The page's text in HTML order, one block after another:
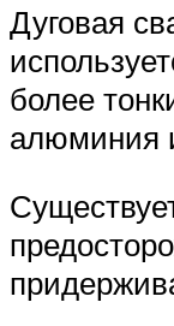
Дуговая
более
алюминия